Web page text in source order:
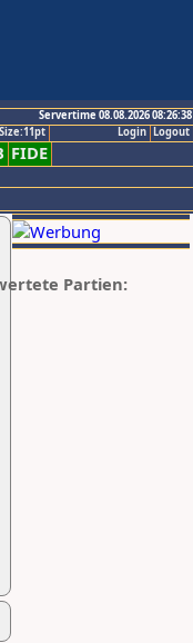
Servertime 08.08.2026 08:26:38
Logout
Login
FIDE
Partien: